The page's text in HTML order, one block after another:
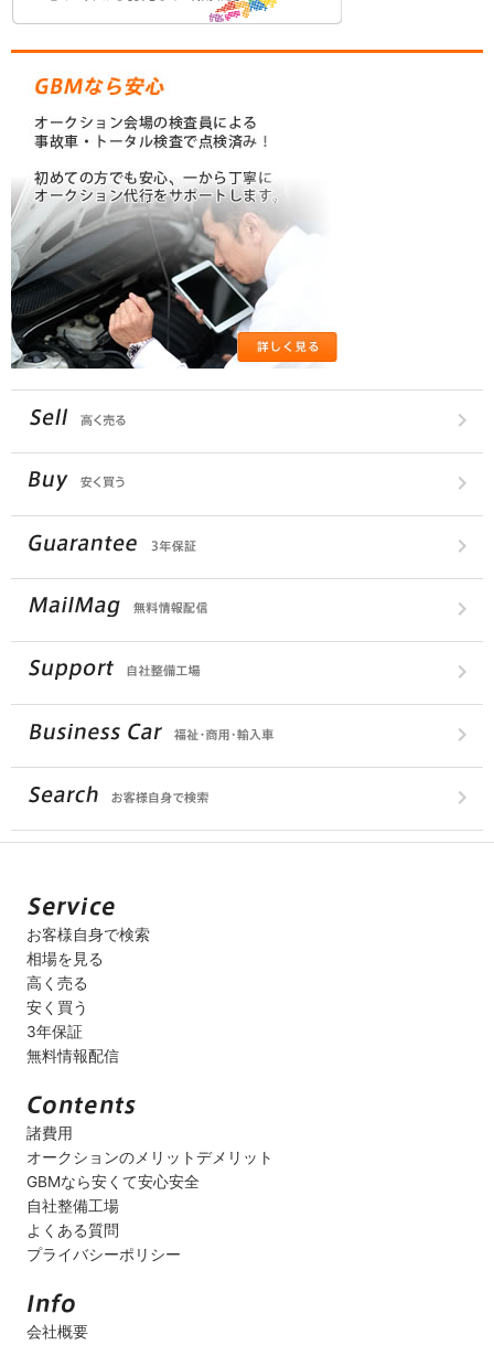
お客様自身で検索
相場を見る
高く売る
安く買う
3年保証
無料情報配信
諸費用
オークションのメリットデメリット
GBMなら安くて安心安全
自社整備工場
よくある質問
プライバシーポリシー
会社概要